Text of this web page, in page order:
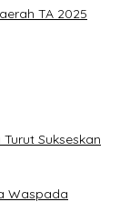
TA 2025
Sukseskan
Waspada